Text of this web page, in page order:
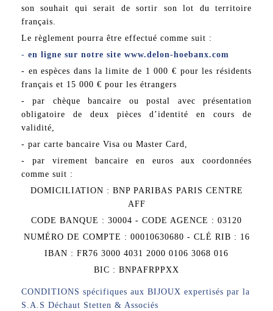
son souhait qui serait de sortir son lot du territoire
français.
Le règlement pourra être effectué comme suit :
- en ligne sur notre site www.delon-hoebanx.com
- en espèces dans la limite de 1 000 € pour les résidents
français et 15 000 € pour les étrangers
- par chèque bancaire ou postal avec présentation
obligatoire de deux pièces d’identité en cours de
validité,
- par carte bancaire Visa ou Master Card,
- par virement bancaire en euros aux coordonnées
comme suit :
DOMICILIATION : BNP PARIBAS PARIS CENTRE
AFF
CODE BANQUE : 30004 - CODE AGENCE : 03120
NUMÉRO DE COMPTE : 00010630680 - CLÉ RIB : 16
IBAN : FR76 3000 4031 2000 0106 3068 016
BIC : BNPAFRPPXX
CONDITIONS spécifiques aux BIJOUX expertisés par la
S.A.S Déchaut Stetten & Associés